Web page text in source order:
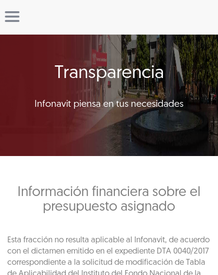
Transparencia
Infonavit piensa en tus necesidades
Información financiera sobre el
presupuesto asignado
Esta fracción no resulta aplicable al Infonavit, de acuerdo
con el dictamen emitido en el expediente DTA 0040/2017
correspondiente a la solicitud de modificación de Tabla